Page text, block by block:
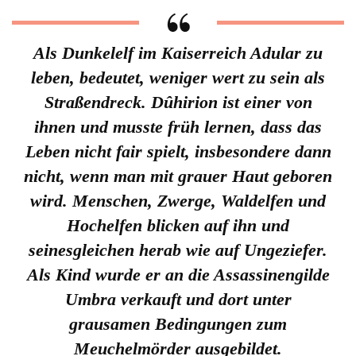
Als Dunkelelf im Kaiserreich Adular zu
leben, bedeutet, weniger wert zu sein als
Straßendreck. Dûhirion ist einer von
ihnen und musste früh lernen, dass das
Leben nicht fair spielt, insbesondere dann
nicht, wenn man mit grauer Haut geboren
wird. Menschen, Zwerge, Waldelfen und
Hochelfen blicken auf ihn und
seinesgleichen herab wie auf Ungeziefer.
Als Kind wurde er an die Assassinengilde
Umbra verkauft und dort unter
grausamen Bedingungen zum
Meuchelmörder ausgebildet.